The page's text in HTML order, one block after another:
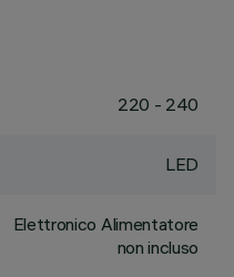
220 - 240
LED
Elettronico Alimentatore
non incluso